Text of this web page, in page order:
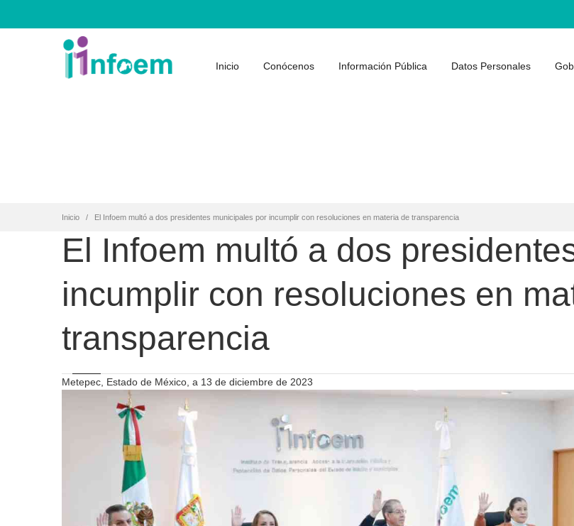
Inicio Conócenos Información Pública Datos Personales
Inicio El Infoem multó a dos presidentes municipales por incumplir con resoluciones en materia de transparencia
El Infoem multó a dos
incumplir con resoluciones en
transparencia
Metepec, Estado de México, a 13 de diciembre de 2023